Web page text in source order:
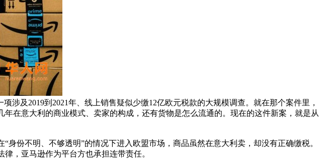
涉及2019到2021年、线上销售疑似少缴12亿欧元税款的大规模调查。就在那个案件里，
在意大利的商业模式、卖家的构成，还有货物是怎么流通的。现在的这件新案，就是从
份不明、不够透明”的情况下进入欧盟市场，商品虽然在意大利卖，却没有正确缴税。
，亚马逊作为平台方也承担连带责任。